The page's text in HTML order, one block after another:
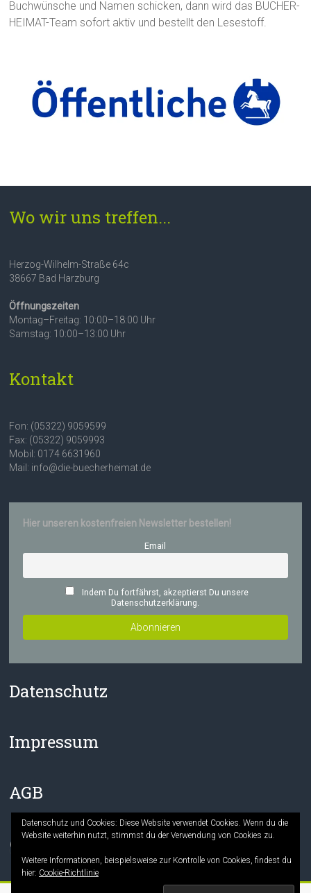
Buchwünsche und Namen schicken, dann wird das BÜCHER-
HEIMAT-Team sofort aktiv und bestellt den Lesestoff.
Wo wir uns treffen...
Herzog-Wilhelm-Straße 64c
38667 Bad Harzburg
Öffnungszeiten
Montag–Freitag: 10:00–18:00 Uhr
Samstag: 10:00–13:00 Uhr
Kontakt
Fon: (05322) 9059599
Fax: (05322) 9059993
Mobil: 0174 6631960
Mail: info@die-buecherheimat.de
Hier unseren kostenfreien Newsletter bestellen!
Email
Indem Du fortfährst, akzeptierst Du unsere
Datenschutzerklärung.
Datenschutz
Impressum
AGB
Facebook
Instagram
Datenschutz und Cookies: Diese Website verwendet Cookies. Wenn du die
Website weiterhin nutzt, stimmst du der Verwendung von Cookies zu.
Weitere Informationen, beispielsweise zur Kontrolle von Cookies, findest du
hier: Cookie-Richtlinie